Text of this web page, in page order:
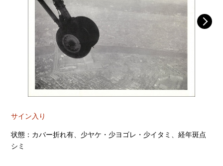
サイン入り
状態：カバー折れ有、少ヤケ・少ヨゴレ・少イタミ、経年斑点
シミ
TWITTER
FACEBOOK
YOUTUBE